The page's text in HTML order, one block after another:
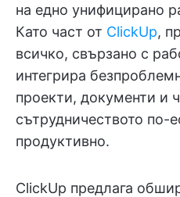
на едно унифицирано
Като част от ClickUp,
всичко, свързано с
интегрира
проекти, документи и
сътрудничеството по-
продуктивно.
ClickUp предлага